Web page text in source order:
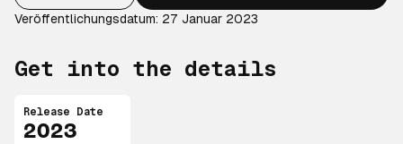
Veröffentlichungsdatum: 27 Januar 2023
Get into the details
Release Date
2023